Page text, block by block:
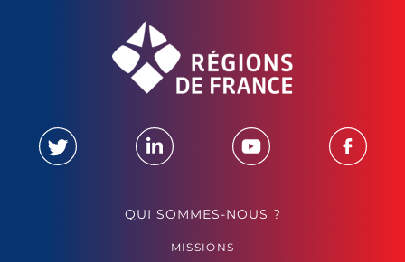
QUI SOMMES-NOUS ?
MISSIONS